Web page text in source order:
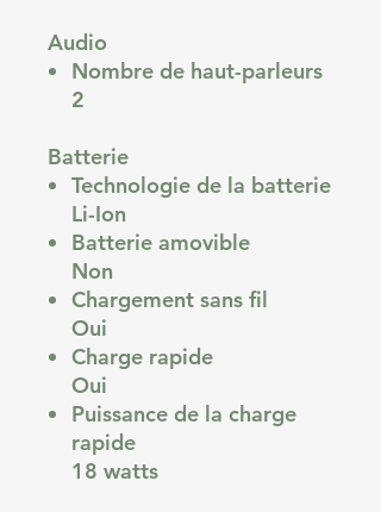
Audio
Nombre de haut-parleurs
2
Batterie
Technologie de la batterie
Li-Ion
Batterie amovible
Non
Chargement sans fil
Oui
Charge rapide
Oui
Puissance de la charge
rapide
18 watts